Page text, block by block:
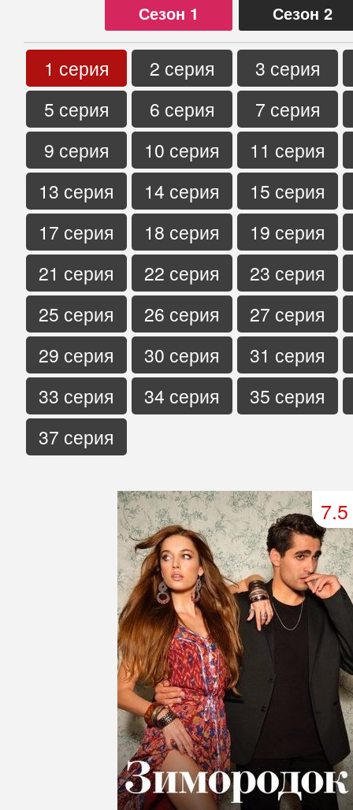
Сезон 1 Сезон 2
1 серия 2 серия
3 серия
5 серия
6 серия
7 серия
9 серия
10 серия
11 серия
13 серия
14 серия
15 серия
17 серия
18 серия
19 серия
21 серия
22 серия
23 серия
25 серия
26 серия
27 серия
29 серия
30 серия
31 серия
33 серия
34 серия
35 серия
37 серия
7.5